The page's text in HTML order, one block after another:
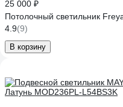
25 000 ₽
Потолочный светильник
4.9(9)
В корзину